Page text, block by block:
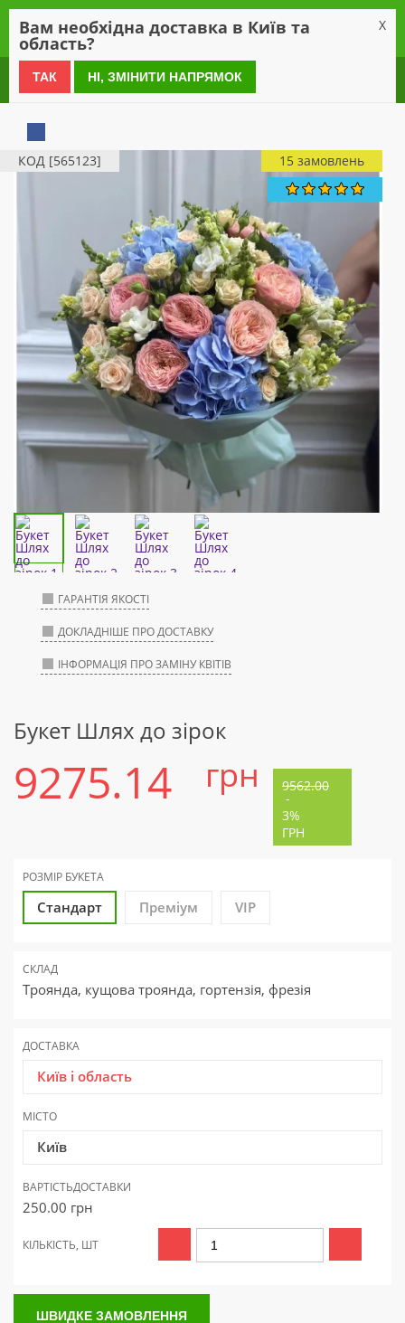
0 800 21 54 55
КОД [565123] 15 замовлень
ГАРАНТІЯ ЯКОСТІ
ДОКЛАДНІШЕ ПРО ДОСТАВКУ
ІНФОРМАЦІЯ ПРО ЗАМІНУ КВІТІВ
Букет Шлях до зірок
9275.14 грн 9562.00
-
3%
ГРН
РОЗМІР БУКЕТА
Стандарт Преміум VIP
СКЛАД
Троянда, кущова троянда, гортензія, фрезія
ДОСТАВКА
Київ і область
МІСТО
Київ
ВАРТІСТЬДОСТАВКИ
250.00 грн
КІЛЬКІСТЬ, ШТ
ШВИДКЕ ЗАМОВЛЕННЯ
Вам необхідна доставка в Київ та
область?
X
ТАК НІ, ЗМІНИТИ НАПРЯМОК